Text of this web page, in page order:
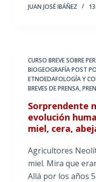
JUAN JOSÉ IBÁÑEZ
CURSO BREVE SOBRE
BIOGEOGRAFÍA POST
ETNOEDAFOLOGÍA Y
BREVES DE PRENSA,
Sorprendente
evolución
miel, cera,
Agricultores
miel. Mira que
Allá por los años